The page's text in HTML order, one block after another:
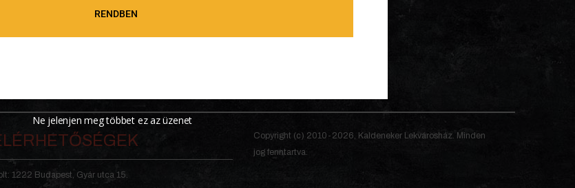
1222 Budapest, Gyár utca 15.
Copyright (c) 2010-2026, Kaldeneker Lekvárosház. Minden
jog fenntartva.
RENDBEN
Ne jelenjen meg többet ez az üzenet